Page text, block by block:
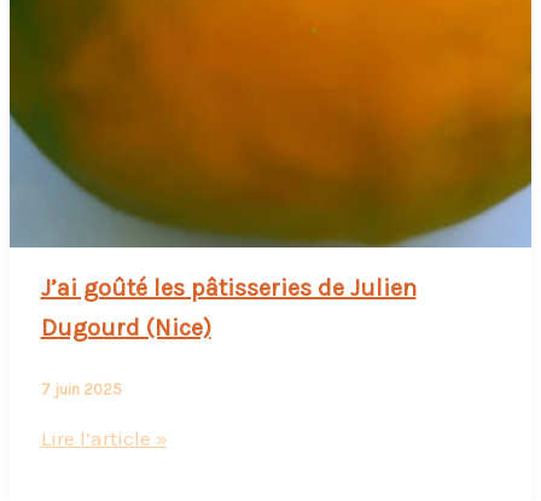
J’ai goûté les pâtisseries de Julien
Dugourd (Nice)
7 juin 2025
J’ai
Lire l’article »